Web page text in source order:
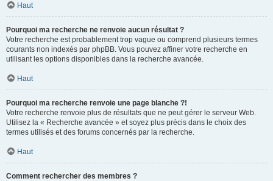
Haut
Pourquoi ma recherche ne renvoie aucun résultat ?
Votre recherche est probablement trop vague ou comprend plusieurs termes
courants non indexés par phpBB. Vous pouvez affiner votre recherche en
utilisant les options disponibles dans la recherche avancée.
Haut
Pourquoi ma recherche renvoie une page blanche ?!
Votre recherche renvoie plus de résultats que ne peut gérer le serveur Web.
Utilisez la « Recherche avancée » et soyez plus précis dans le choix des
termes utilisés et des forums concernés par la recherche.
Haut
Comment rechercher des membres ?